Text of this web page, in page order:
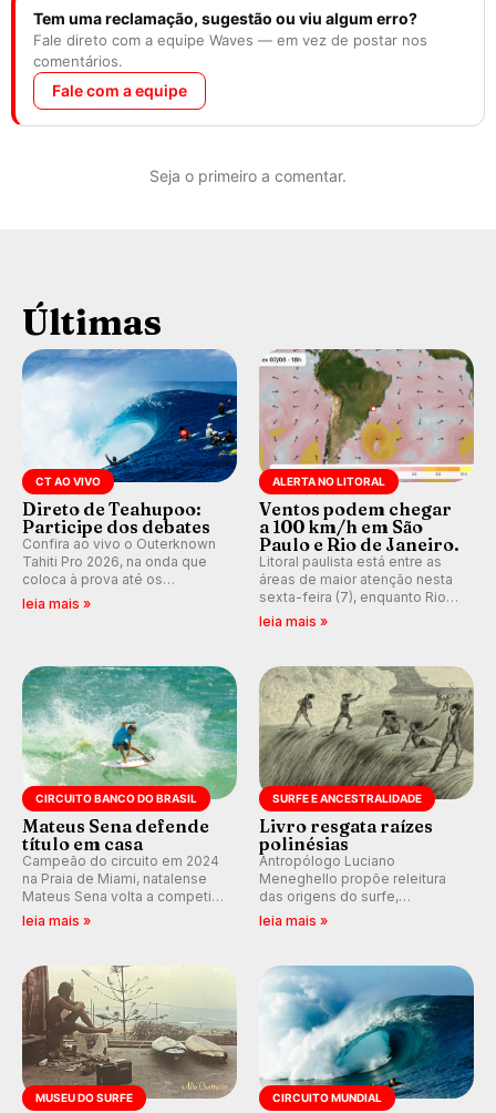
Tem uma reclamação, sugestão ou viu algum erro?
Fale direto com a equipe Waves — em vez de postar nos
comentários.
Fale com a equipe
Seja o primeiro a comentar.
Últimas
CT AO VIVO
Direto de Teahupoo:
Participe dos debates
Confira ao vivo o Outerknown
Tahiti Pro 2026, na onda que
coloca à prova até os
melhores surfistas do mundo.
etapas da WSL.
leia mais »
ALERTA NO LITORAL
Ventos podem chegar
a 100 km/h em São
Paulo e Rio de Janeiro.
Litoral paulista está entre as
áreas de maior atenção nesta
sexta-feira (7), enquanto Rio
de Janeiro também recebe
km/h em Itanhaém.
leia mais »
CIRCUITO BANCO DO BRASIL
Mateus Sena defende
título em casa
Campeão do circuito em 2024
na Praia de Miami, natalense
Mateus Sena volta a competir
em casa em busca de manter a
leia mais »
SURFE E ANCESTRALIDADE
Livro resgata raízes
polinésias
Antropólogo Luciano
Meneghello propõe releitura
das origens do surfe,
resgatando a cultura polinésia
prática em esporte e indústria.
leia mais »
MUSEU DO SURFE CIRCUITO MUNDIAL